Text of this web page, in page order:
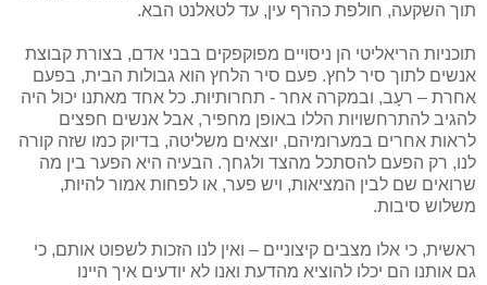
תוך השקעה, חולפת כהרף עין, עד לטאלנט הבא.
תוכניות הריאליטי הן ניסויים מפוקפקים בבני אדם, בצורת קבוצת
אנשים לתוך סיר לחץ. פעם סיר הלחץ הוא גבולות הבית, בפעם
אחרת – רעָב, ובמקרה אחר - תחרותיות. כל אחד מאתנו יכול היה
להגיב להתרחשויות הללו באופן מחפיר, אבל אנשים חפצים
לראות אחרים במערומיהם, יוצאים משליטה, בדיוק כמו שזה קורה
לנו, רק הפעם להסתכל מהצד ולגחך. הבעיה היא הפער בין מה
שרואים שם לבין המציאות, ויש פער, או לפחות אמור להיות,
משלוש סיבות.
ראשית, כי אלו מצבים קיצוניים – ואין לנו הזכות לשפוט אותם, כי
גם אותנו הם יכלו להוציא מהדעת ואנו לא יודעים איך היינו